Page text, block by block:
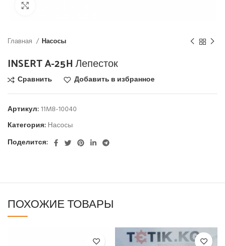
Главная Насосы
INSERT A-25H Лепесток
Сравнить Добавить в избранное
Артикул: 11M8-10040
Категория: Насосы
Поделится:
ПОХОЖИЕ ТОВАРЫ